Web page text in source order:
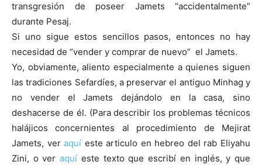
transgresión de poseer Jamets “accidentalmente”
durante Pesaj.
Si uno sigue estos sencillos pasos, entonces no hay
necesidad de “vender y comprar de nuevo” el Jamets.
Yo, obviamente, aliento especialmente a quienes siguen
las tradiciones Sefardíes, a preservar el antiguo Minhag y
no vender el Jamets dejándolo en la casa, sino
deshacerse de él. (Para describir los problemas técnicos
halájicos concernientes al procedimiento de Mejirat
Jamets, veraquí este articulo en hebreo del rab Eliyahu
Zini, o veraquí este texto que escribí en inglés, y que